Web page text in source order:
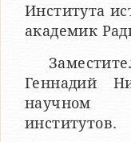
Института
академик
Геннадий
научном
институтов.